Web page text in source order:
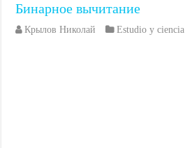
Бинарное вычитание
Крылов Николай Estudio y ciencia